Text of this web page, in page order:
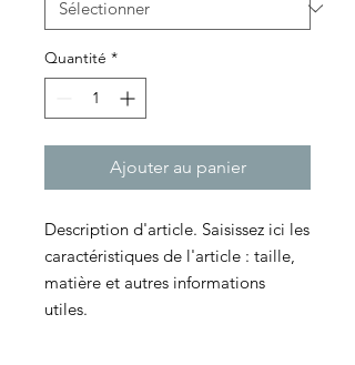
Quantité *
Ajouter au panier
Description d'article. Saisissez ici les
caractéristiques de l'article : taille,
matière et autres informations
utiles.